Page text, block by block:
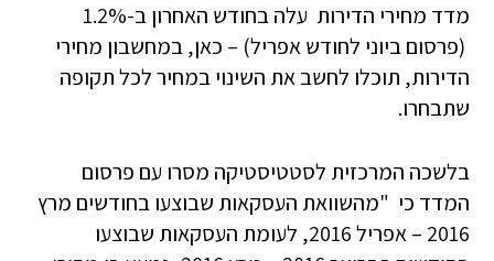
מדד מחירי הדירות עלה בחודש האחרון ב-1.2%
(פרסום ביוני לחודש אפריל) – כאן, במחשבון מחירי
הדירות, תוכלו לחשב את השינוי במחיר לכל תקופה
שתבחרו.
בלשכה המרכזית לסטטיסטיקה מסרו עם פרסום
המדד כי "מהשוואת העסקאות שבוצעו בחודשים מרץ
2016 – אפריל 2016, לעומת העסקאות שבוצעו